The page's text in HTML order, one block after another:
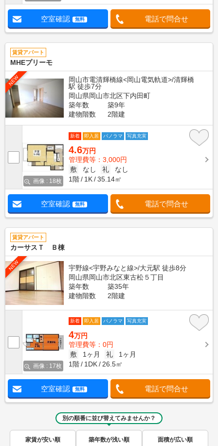
空室確認 無料 電話で問合せ
賃貸アパート
MHEプリーモ
NEW
岡山市電清輝橋線<岡山電気軌道>/清輝橋
駅 徒歩7分
岡山県岡山市北区下内田町
築年数
築9年
建物階数
2階建
画像 : 18枚
新着 即入居 パノラマ 写真充実
4.6万円
管理費等：3,000円
敷
なし 礼
なし
1階
1K 35.14㎡
空室確認 無料 電話で問合せ
賃貸アパート
カーサスＴ Ｂ棟
NEW
宇野線<宇野みなと線>/大元駅 徒歩8分
岡山県岡山市北区東古松５丁目
築年数
築35年
建物階数
2階建
画像 : 17枚
新着 即入居 パノラマ 写真充実
4万円
管理費等：0円
敷
1ヶ月 礼
1ヶ月
1階
1DK 26.5㎡
空室確認 無料 電話で問合せ
別の順番に並び替えてみませんか？
家賃が安い順 築年数が浅い順 面積が広い順